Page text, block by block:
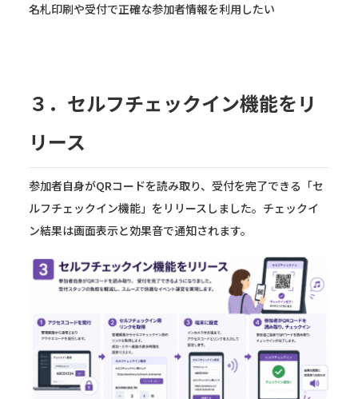
名札印刷や受付で正確な参加者情報を利用したい
３．セルフチェックイン機能をリ
リース
参加者自身がQRコードを読み取り、受付を完了できる「セ
ルフチェックイン機能」をリリースしました。チェックイ
ン結果は画面表示と効果音で通知されます。